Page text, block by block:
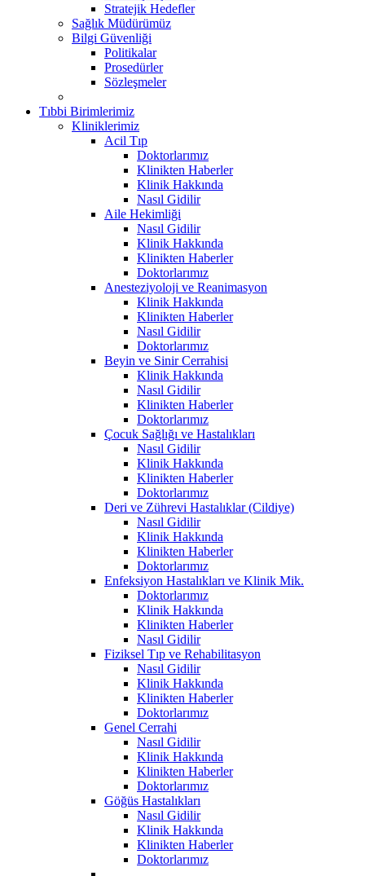
Stratejik Hedefler
Sağlık Müdürümüz
Bilgi Güvenliği
Politikalar
Prosedürler
Sözleşmeler
Tıbbi Birimlerimiz
Kliniklerimiz
Acil Tıp
Doktorlarımız
Klinikten Haberler
Klinik Hakkında
Nasıl Gidilir
Aile Hekimliği
Nasıl Gidilir
Klinik Hakkında
Klinikten Haberler
Doktorlarımız
Anesteziyoloji ve Reanimasyon
Klinik Hakkında
Klinikten Haberler
Nasıl Gidilir
Doktorlarımız
Beyin ve Sinir Cerrahisi
Klinik Hakkında
Nasıl Gidilir
Klinikten Haberler
Doktorlarımız
Çocuk Sağlığı ve Hastalıkları
Nasıl Gidilir
Klinik Hakkında
Klinikten Haberler
Doktorlarımız
Deri ve Zührevi Hastalıklar (Cildiye)
Nasıl Gidilir
Klinik Hakkında
Klinikten Haberler
Doktorlarımız
Enfeksiyon Hastalıkları ve Klinik Mik.
Doktorlarımız
Klinik Hakkında
Klinikten Haberler
Nasıl Gidilir
Fiziksel Tıp ve Rehabilitasyon
Nasıl Gidilir
Klinik Hakkında
Klinikten Haberler
Doktorlarımız
Genel Cerrahi
Nasıl Gidilir
Klinik Hakkında
Klinikten Haberler
Doktorlarımız
Göğüs Hastalıkları
Nasıl Gidilir
Klinik Hakkında
Klinikten Haberler
Doktorlarımız